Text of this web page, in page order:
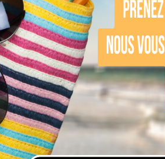
de
pour prendresoin visage